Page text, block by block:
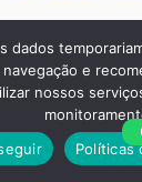
são fiéis pois
dados
e
nossos
Políticas